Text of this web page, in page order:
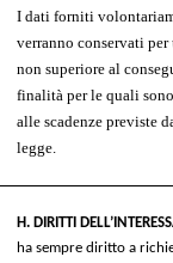
I dati forniti
verranno conservati
non superiore al
finalità per le quali
alle scadenze previste
legge.
H. DIRITTI
ha sempre diritto a